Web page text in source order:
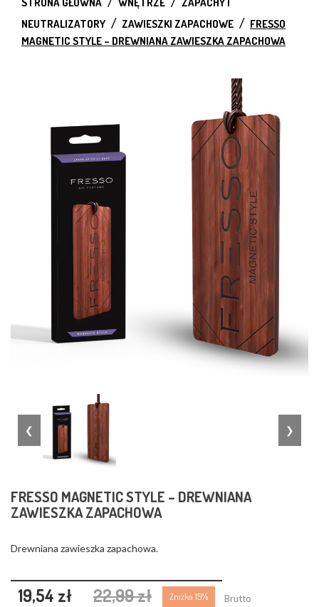
NEUTRALIZATORY
ZAWIESZKI ZAPACHOWE
FRESSO
MAGNETIC STYLE – DREWNIANA ZAWIESZKA ZAPACHOWA
❮ ❯
FRESSO MAGNETIC STYLE – DREWNIANA
ZAWIESZKA ZAPACHOWA
Drewniana zawieszka zapachowa.
19,54 zł 22,99 zł Zniżka 15% Brutto